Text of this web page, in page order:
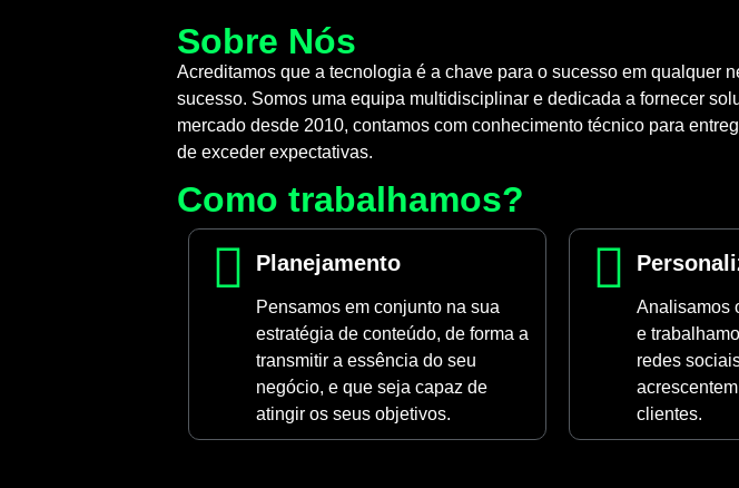
Sobre Nós
Acreditamos que a tecnologia é a chave para o sucesso em qualquer
sucesso. Somos uma equipa multidisciplinar e dedicada a fornecer
mercado desde 2010, contamos com conhecimento técnico para
de exceder expectativas.
Como trabalhamos?
Planejamento
Pensamos em conjunto na sua
estratégia de conteúdo, de forma a
transmitir a essência do seu
negócio, e que seja capaz de
atingir os seus objetivos.
Analisamos
e
redes
clientes.